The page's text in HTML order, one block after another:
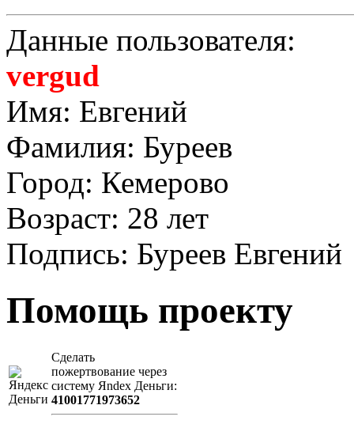
Данные пользователя:
vergud
Имя: Евгений
Фамилия: Буреев
Город: Кемерово
Возраст: 28 лет
Подпись: Буреев Евгений
Помощь проекту
Сделать
пожертвование через
систeму Яndex Деньги:
41001771973652